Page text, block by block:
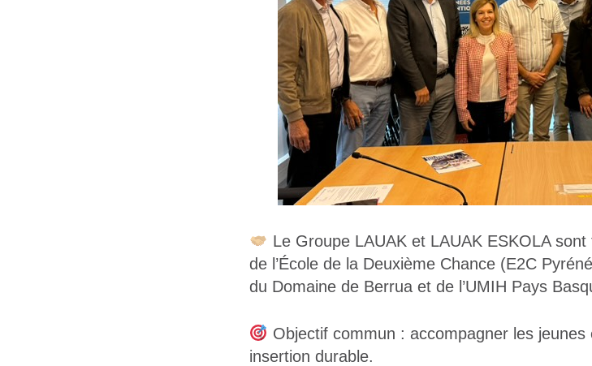
Le Groupe LAUAK et LAUAK ESKOLA
de l’École de la Deuxième Chance (E2C
du Domaine de Berrua et de l’UMIH Pays
Objectif commun : accompagner les jeunes
insertion durable.